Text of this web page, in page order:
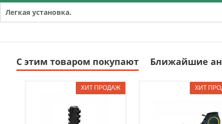
Легкая установка.
С этим товаром покупают Ближайшие